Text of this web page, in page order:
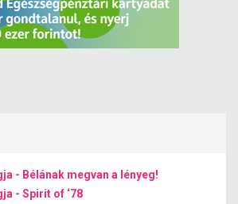
- Bélának megvan a lényeg!
- Spirit of ‘78